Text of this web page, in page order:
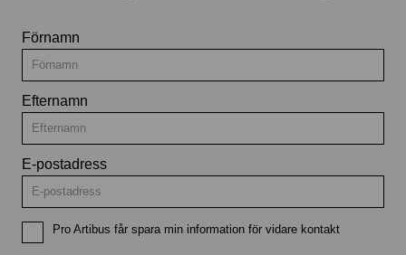
Förnamn
Efternamn
E-postadress
Pro Artibus får spara min information för vidare kontakt